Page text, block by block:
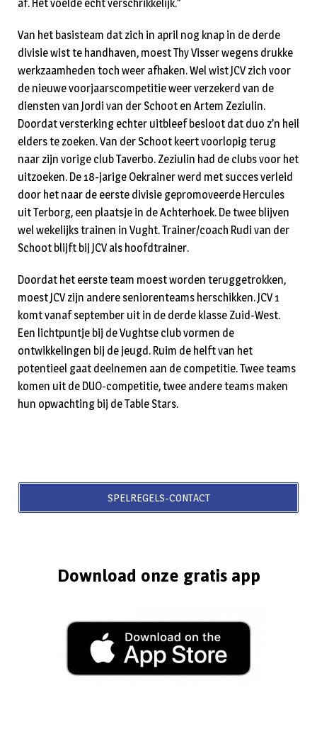
af. Het voelde echt verschrikkelijk.”
Van het basisteam dat zich in april nog knap in de derde
divisie wist te handhaven, moest Thy Visser wegens drukke
werkzaamheden toch weer afhaken. Wel wist JCV zich voor
de nieuwe voorjaarscompetitie weer verzekerd van de
diensten van Jordi van der Schoot en Artem Zeziulin.
Doordat versterking echter uitbleef besloot dat duo z’n heil
elders te zoeken. Van der Schoot keert voorlopig terug
naar zijn vorige club Taverbo. Zeziulin had de clubs voor het
uitzoeken. De 18-jarige Oekrainer werd met succes verleid
door het naar de eerste divisie gepromoveerde Hercules
uit Terborg, een plaatsje in de Achterhoek. De twee blijven
wel wekelijks trainen in Vught. Trainer/coach Rudi van der
Schoot blijft bij JCV als hoofdtrainer.
Doordat het eerste team moest worden teruggetrokken,
moest JCV zijn andere seniorenteams herschikken. JCV 1
komt vanaf september uit in de derde klasse Zuid-West.
Een lichtpuntje bij de Vughtse club vormen de
ontwikkelingen bij de jeugd. Ruim de helft van het
potentieel gaat deelnemen aan de competitie. Twee teams
komen uit de DUO-competitie, twee andere teams maken
hun opwachting bij de Table Stars.
SPELREGELS-CONTACT
Download onze gratis app